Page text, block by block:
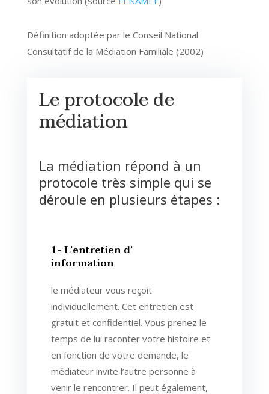
Définition adoptée par le Conseil National
Consultatif de la Médiation Familiale (2002)
Le protocole de
médiation
La médiation répond à un
protocole très simple qui se
déroule en plusieurs étapes :
1- L’entretien d’
information
le médiateur vous reçoit
individuellement. Cet entretien est
gratuit et confidentiel. Vous prenez le
temps de lui raconter votre histoire et
en fonction de votre demande, le
médiateur invite l’autre personne à
venir le rencontrer. Il peut également,